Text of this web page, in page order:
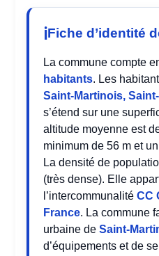
Fiche d’identité
La commune compte
habitants. Les
Saint-Martinois,
s’étend sur une
altitude moyenne est
minimum de 56 m et
La densité de
(très dense). Elle
l’intercommunalitéCC
France. La commune
urbaine deSaint-
d’équipements et de